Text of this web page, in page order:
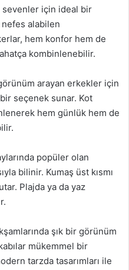
sevenler için ideal bir
alabilen
hem konfor hem de
kombinlenebilir.
arayan erkekler için
seçenek sunar. Kot
hem günlük hem de
popüler olan
bilinir. Kumaş üst kısmı
Plajda ya da yaz
şık bir görünüm
mükemmel bir
tarzda tasarımları ile